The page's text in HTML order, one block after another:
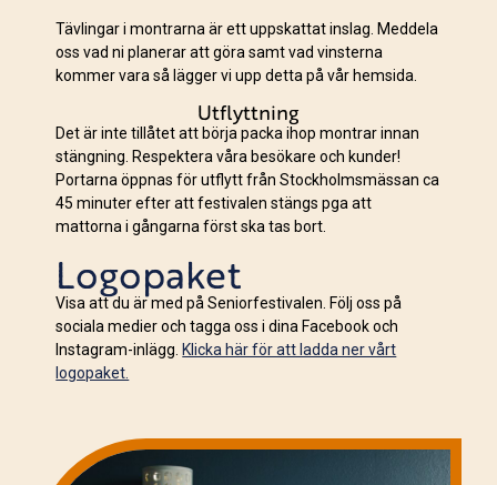
Tävlingar i montrarna är ett uppskattat inslag. Meddela
oss vad ni planerar att göra samt vad vinsterna
kommer vara så lägger vi upp detta på vår hemsida.
Utflyttning
Det är inte tillåtet att börja packa ihop montrar innan
stängning. Respektera våra besökare och kunder!
Portarna öppnas för utflytt från Stockholmsmässan ca
45 minuter efter att festivalen stängs pga att
mattorna i gångarna först ska tas bort.
Logopaket
Visa att du är med på Seniorfestivalen. Följ oss på
sociala medier och tagga oss i dina Facebook och
Instagram-inlägg. Klicka här för att ladda ner vårt
logopaket.